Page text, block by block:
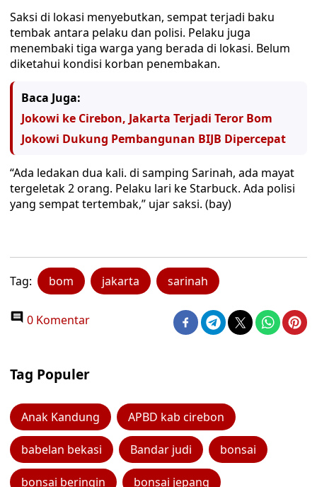
Saksi di lokasi menyebutkan, sempat terjadi baku
tembak antara pelaku dan polisi. Pelaku juga
menembaki tiga warga yang berada di lokasi. Belum
diketahui kondisi korban penembakan.
Baca Juga:
Jokowi ke Cirebon, Jakarta Terjadi Teror Bom
Jokowi Dukung Pembangunan BIJB Dipercepat
“Ada ledakan dua kali. di samping Sarinah, ada mayat
tergeletak 2 orang. Pelaku lari ke Starbuck. Ada polisi
yang sempat tertembak,” ujar saksi. (bay)
Tag: bom jakarta sarinah
0 Komentar
Tag Populer
Anak Kandung APBD kab cirebon
babelan bekasi Bandar judi bonsai
bonsai beringin bonsai jepang